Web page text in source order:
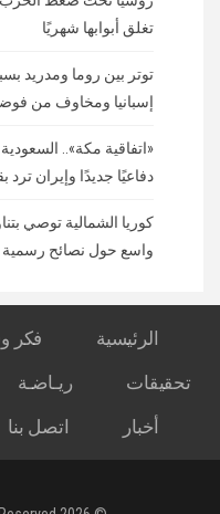
تغلق أبوابها شهريًا
توتر بين روما ومدريد
إسبانيا ومخاوف من
«اتفاقية مكة»..
دفاعيًا جديدًا وإيران ترد
كوريا الشمالية توصي
واسع حول نصائح رسمية
الرئيسية فكر
تحقيقات
ريـاضـة
أخبار
اتصل بنا